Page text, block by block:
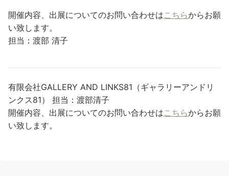
開催内容、出展についてのお問い合わせはこちらからお願
い致します。
担当：渡部 清子
有限会社GALLERY AND LINKS81（ギャラリーアンドリ
ンクス81） 担当：渡部清子
開催内容、出展についてのお問い合わせはこちらからお願
い致します。